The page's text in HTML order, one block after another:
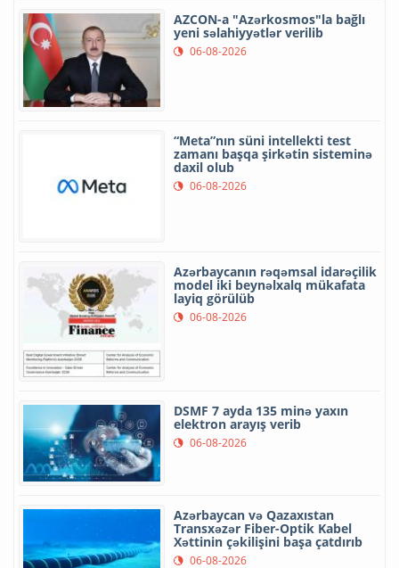
AZCON-a "Azərkosmos"la bağlı
yeni səlahiyyətlər verilib
06-08-2026
“Meta”nın süni intellekti test
zamanı başqa şirkətin sisteminə
daxil olub
06-08-2026
Azərbaycanın rəqəmsal idarəçilik
model iki beynəlxalq mükafata
layiq görülüb
06-08-2026
DSMF 7 ayda 135 minə yaxın
elektron arayış verib
06-08-2026
Azərbaycan və Qazaxıstan
Transxəzər Fiber-Optik Kabel
Xəttinin çəkilişini başa çatdırıb
06-08-2026